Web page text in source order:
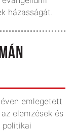
házasságát.
emlegetett
elemzések és
politikai